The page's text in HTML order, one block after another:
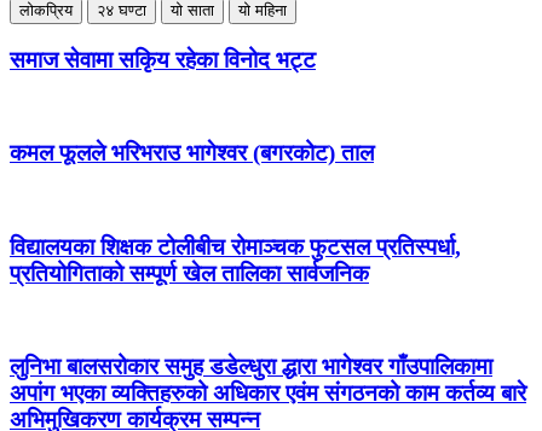
लोकप्रिय २४ घण्टा यो साता यो महिना
समाज सेवामा सकिृय रहेका विनोद भट्ट
कमल फूलले भरिभराउ भागेश्वर (बगरकोट) ताल
विद्यालयका शिक्षक टोलीबीच रोमाञ्चक फुटसल प्रतिस्पर्धा,
प्रतियोगिताको सम्पूर्ण खेल तालिका सार्वजनिक
लुनिभा बालसरोकार समुह डडेल्धुरा द्धारा भागेश्वर गाँउपालिकामा
अपांग भएका व्यक्तिहरुको अधिकार एवंम संगठनको काम कर्तव्य बारे
अभिमुखिकरण कार्यक्रम सम्पन्न